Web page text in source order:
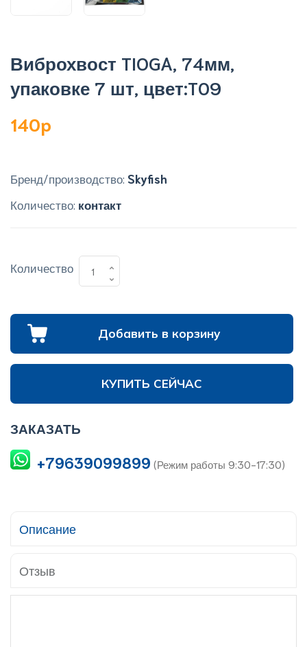
Виброхвост TIOGA, 74мм,
упаковке 7 шт, цвет:T09
140p
Бренд/производство: Skyfish
Количество: контакт
Количество
Добавить в корзину
КУПИТЬ СЕЙЧАС
ЗАКАЗАТЬ
+79639099899 (Режим работы 9:30-17:30)
Описание
Отзыв